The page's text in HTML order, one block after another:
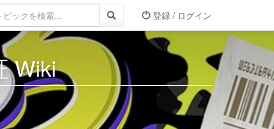
登録 / ログイン
Wiki